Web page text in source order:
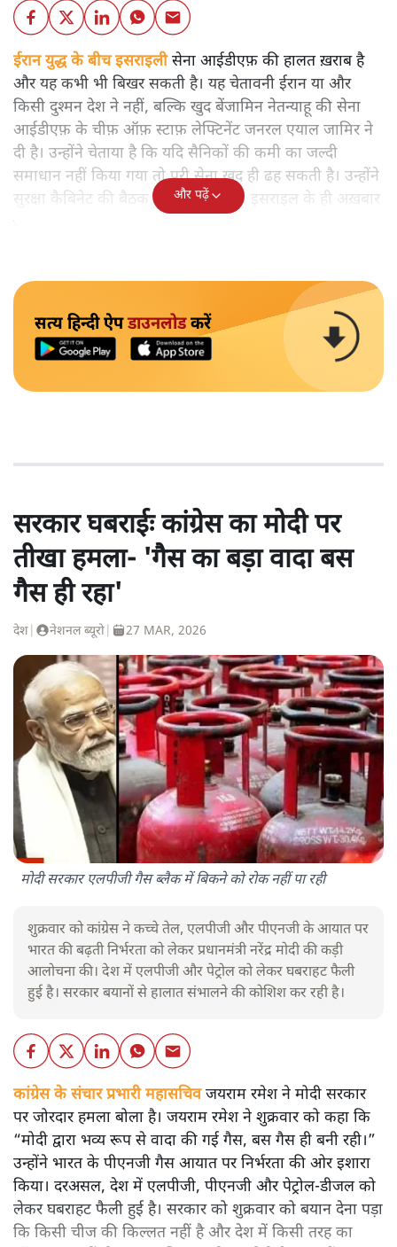
ईरान युद्ध के बीच इसराइलीसेना आईडीएफ़ की हालत ख़राब है
और यह कभी भी बिखर सकती है। यह चेतावनी ईरान या और
किसी दुश्मन देश ने नहीं, बल्कि खुद बेंजामिन नेतन्याहू की सेना
आईडीएफ़ के चीफ़ ऑफ़ स्टाफ़ लेफ्टिनेंट जनरल एयाल जामिर ने
दी है। उन्होंने चेताया है कि यदि सैनिकों की कमी का जल्दी
समाधान नहीं किया गया तो पूरी सेना खुद ही ढह सकती है। उन्होंने
सुरक्षा कैबिनेट की बैठक में यह बात कही। इसराइल के ही अख़बार
जेरूसलम पोस्ट ने यह ख़बर दी है।
और पढ़ें
सत्य हिन्दी ऐपडाउनलोडकरें
सरकार घबराईः कांग्रेस का मोदी पर
तीखा हमला- 'गैस का बड़ा वादा बस
गैस ही रहा'
देश नेशनल ब्यूरो 27 MAR, 2026
मोदी सरकार एलपीजी गैस ब्लैक में बिकने को रोक नहीं पा रही
शुक्रवार को कांग्रेस ने कच्चे तेल, एलपीजी और पीएनजी के आयात पर
भारत की बढ़ती निर्भरता को लेकर प्रधानमंत्री नरेंद्र मोदी की कड़ी
आलोचना की। देश में एलपीजी और पेट्रोल को लेकर घबराहट फैली
हुई है। सरकार बयानों से हालात संभालने की कोशिश कर रही है।
कांग्रेस के संचार प्रभारी महासचिवजयराम रमेश ने मोदी सरकार
पर जोरदार हमला बोला है। जयराम रमेश ने शुक्रवार को कहा कि
“मोदी द्वारा भव्य रूप से वादा की गई गैस, बस गैस ही बनी रही।”
उन्होंने भारत के पीएनजी गैस आयात पर निर्भरता की ओर इशारा
किया। दरअसल, देश में एलपीजी, पीएनजी और पेट्रोल-डीजल को
लेकर घबराहट फैली हुई है। सरकार को शुक्रवार को बयान देना पड़ा
कि किसी चीज की किल्लत नहीं है और देश में किसी तरह का